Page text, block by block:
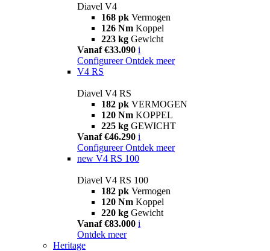
Diavel V4
168 pk Vermogen
126 Nm Koppel
223 kg Gewicht
Vanaf €33.090 i
Configureer Ontdek meer
V4 RS
Diavel V4 RS
182 pk VERMOGEN
120 Nm KOPPEL
225 kg GEWICHT
Vanaf €46.290 i
Configureer Ontdek meer
new V4 RS 100
Diavel V4 RS 100
182 pk Vermogen
120 Nm Koppel
220 kg Gewicht
Vanaf €83.000 i
Ontdek meer
Heritage